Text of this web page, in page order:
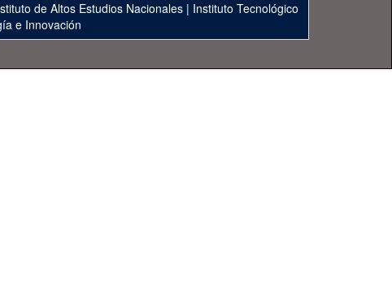
de Altos Estudios Nacionales | Instituto Tecnológico
e Innovación